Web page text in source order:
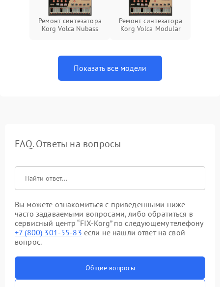
Ремонт синтезатора
Korg Volca Nubass
Ремонт синтезатора
Korg Volca Modular
Показать все модели
FAQ. Ответы на вопросы
Вы можете ознакомиться с приведенными ниже
часто задаваемыми вопросами, либо обратиться в
сервисный центр “FIX-Korg” по следующему телефону
+7 (800) 301-55-83 если не нашли ответ на свой
вопрос.
Общие вопросы